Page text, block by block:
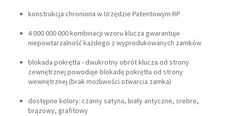
konstrukcja chroniona w Urzędzie Patentowym RP
4 000 000 000 kombinacji wzoru klucza gwarantuje
niepowtarzalność każdego z wyprodukowanych zamków
blokada pokrętła - dwukrotny obrót klucza od strony
zewnętrznej powoduje blokadę pokrętła od strony
wewnętrznej (brak możliwości otwarcia zamka)
dostępne kolory: czarny satyna, biały antyczne, srebro,
brązowy, grafitowy